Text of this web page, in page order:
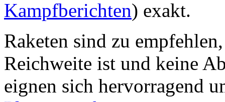
Kampfberichten) exakt.
Raketen sind zu
Reichweite ist und keine
eignen sich hervorragend